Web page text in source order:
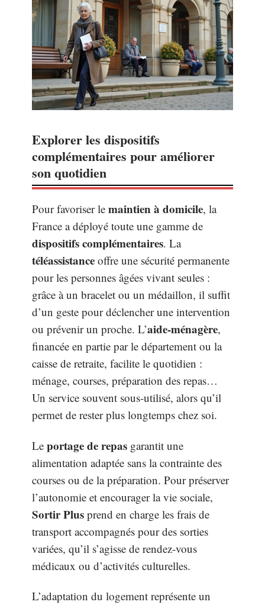
Explorer les dispositifs
complémentaires pour améliorer
son quotidien
Pour favoriser le maintien à domicile, la
France a déployé toute une gamme de
dispositifs complémentaires. La
téléassistance offre une sécurité permanente
pour les personnes âgées vivant seules :
grâce à un bracelet ou un médaillon, il suffit
d’un geste pour déclencher une intervention
ou prévenir un proche. L’aide-ménagère,
financée en partie par le département ou la
caisse de retraite, facilite le quotidien :
ménage, courses, préparation des repas…
Un service souvent sous-utilisé, alors qu’il
permet de rester plus longtemps chez soi.
Le portage de repas garantit une
alimentation adaptée sans la contrainte des
courses ou de la préparation. Pour préserver
l’autonomie et encourager la vie sociale,
Sortir Plus prend en charge les frais de
transport accompagnés pour des sorties
variées, qu’il s’agisse de rendez-vous
médicaux ou d’activités culturelles.
L’adaptation du logement représente un